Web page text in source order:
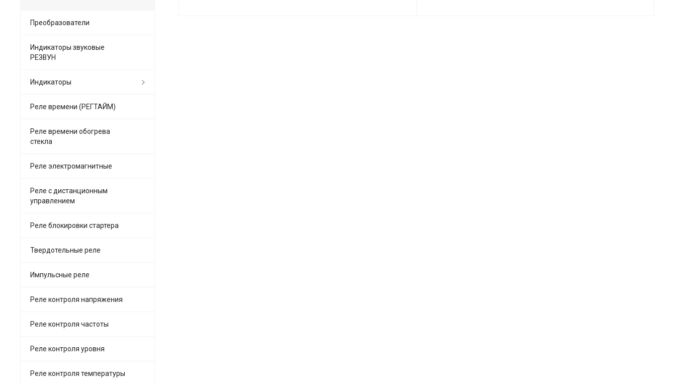
Преобразователи
Индикаторы звуковые
РЕЗВУН
Индикаторы
Реле времени (РЕГТАЙМ)
Реле времени обогрева
стекла
Реле электромагнитные
Реле с дистанционным
управлением
Реле блокировки стартера
Твердотельные реле
Импульсные реле
Реле контроля напряжения
Реле контроля частоты
Реле контроля уровня
Реле контроля температуры